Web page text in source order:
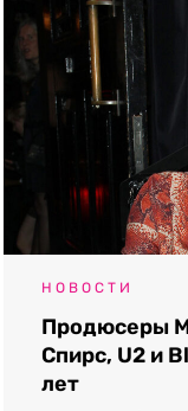
НОВОСТИ
Продюсеры
Спирс, U2 и
лет